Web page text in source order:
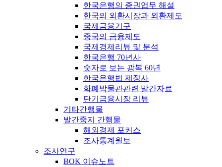
한국은행의 증권업무 해설
한국의 외환시장과 외환제도
국제금융기구
중국의 금융제도
국제경제리뷰 및 분석
한국은행 70년사
숫자로 보는 광복 60년
한국은행법 제정사
화폐박물관관련 발간자료
단기금융시장 리뷰
기타간행물
발간중지 간행물
해외경제 포커스
조사통계월보
조사연구
BOK 이슈노트